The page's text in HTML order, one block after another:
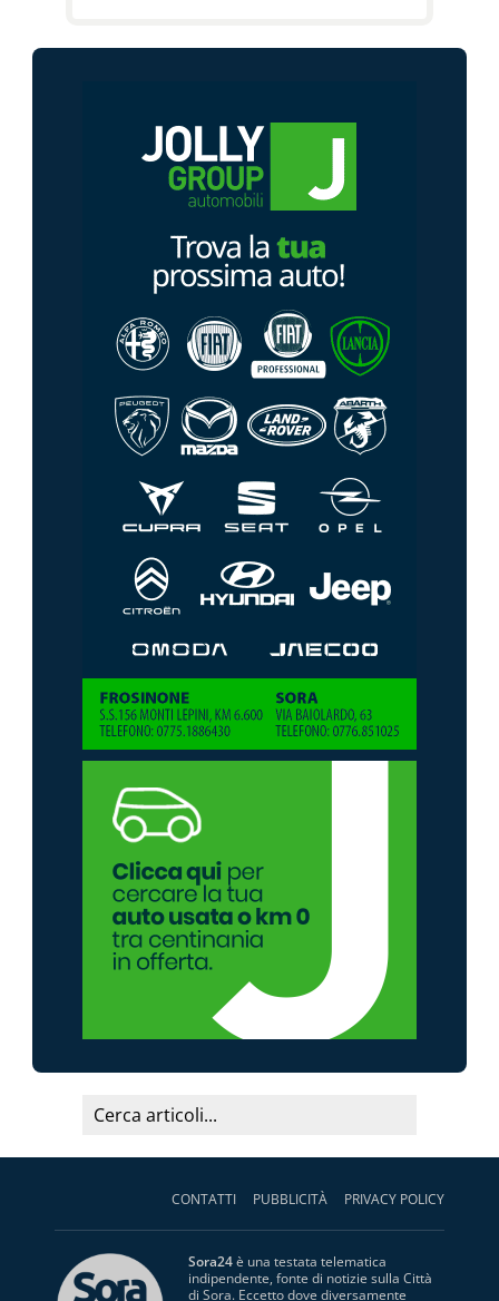
CONTATTI PUBBLICITÀ PRIVACY POLICY
Sora24è una testata telematica
indipendente, fonte di notizie sulla Città
di Sora. Eccetto dove diversamente